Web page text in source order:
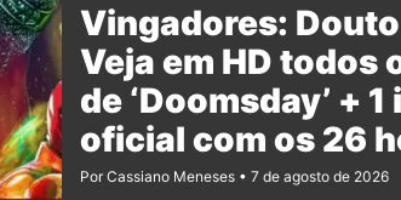
Vingadores:
Veja em HD todos
de ‘Doomsday’ +
oficial com os 26
filme
Por Cassiano Meneses 7 de agosto de 2026